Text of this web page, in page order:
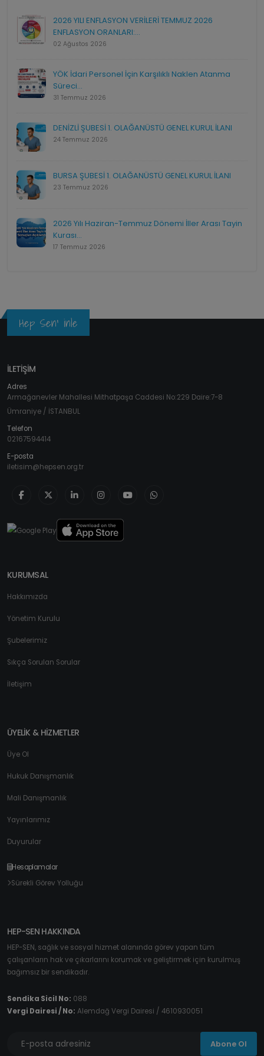
2026 YILI ENFLASYON VERİLERİ TEMMUZ 2026
ENFLASYON ORANLARI:...
02 Ağustos 2026
YÖK İdari Personel İçin Karşılıklı Naklen Atanma
Süreci...
31 Temmuz 2026
DENİZLİ ŞUBESİ 1. OLAĞANÜSTÜ GENEL KURUL İLANI
24 Temmuz 2026
BURSA ŞUBESİ 1. OLAĞANÜSTÜ GENEL KURUL İLANI
23 Temmuz 2026
2026 Yılı Haziran-Temmuz Dönemi İller Arası Tayin
Kurası...
17 Temmuz 2026
Hep Sen' inle
İLETİŞİM
Adres
Armağanevler Mahallesi Mithatpaşa Caddesi No:229 Daire:7-8
Ümraniye / İSTANBUL
Telefon
02167594414
E-posta
iletisim@hepsen.org.tr
KURUMSAL
Hakkımızda
Yönetim Kurulu
Şubelerimiz
Sıkça Sorulan Sorular
İletişim
ÜYELİK & HİZMETLER
Üye Ol
Hukuk Danışmanlık
Mali Danışmanlık
Yayınlarımız
Duyurular
Hesaplamalar
Sürekli Görev Yolluğu
HEP-SEN HAKKINDA
HEP-SEN, sağlık ve sosyal hizmet alanında görev yapan tüm
çalışanların hak ve çıkarlarını korumak ve geliştirmek için kurulmuş
bağımsız bir sendikadır.
Sendika Sicil No: 088
Vergi Dairesi / No: Alemdağ Vergi Dairesi / 4610930051
Abone Ol